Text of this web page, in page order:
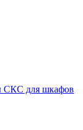
СКС для шкафов